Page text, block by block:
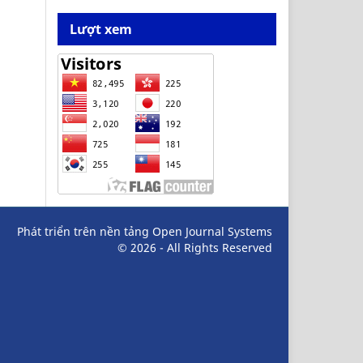
Lượt xem
Phát triển trên nền tảng Open Journal Systems
© 2026 - All Rights Reserved